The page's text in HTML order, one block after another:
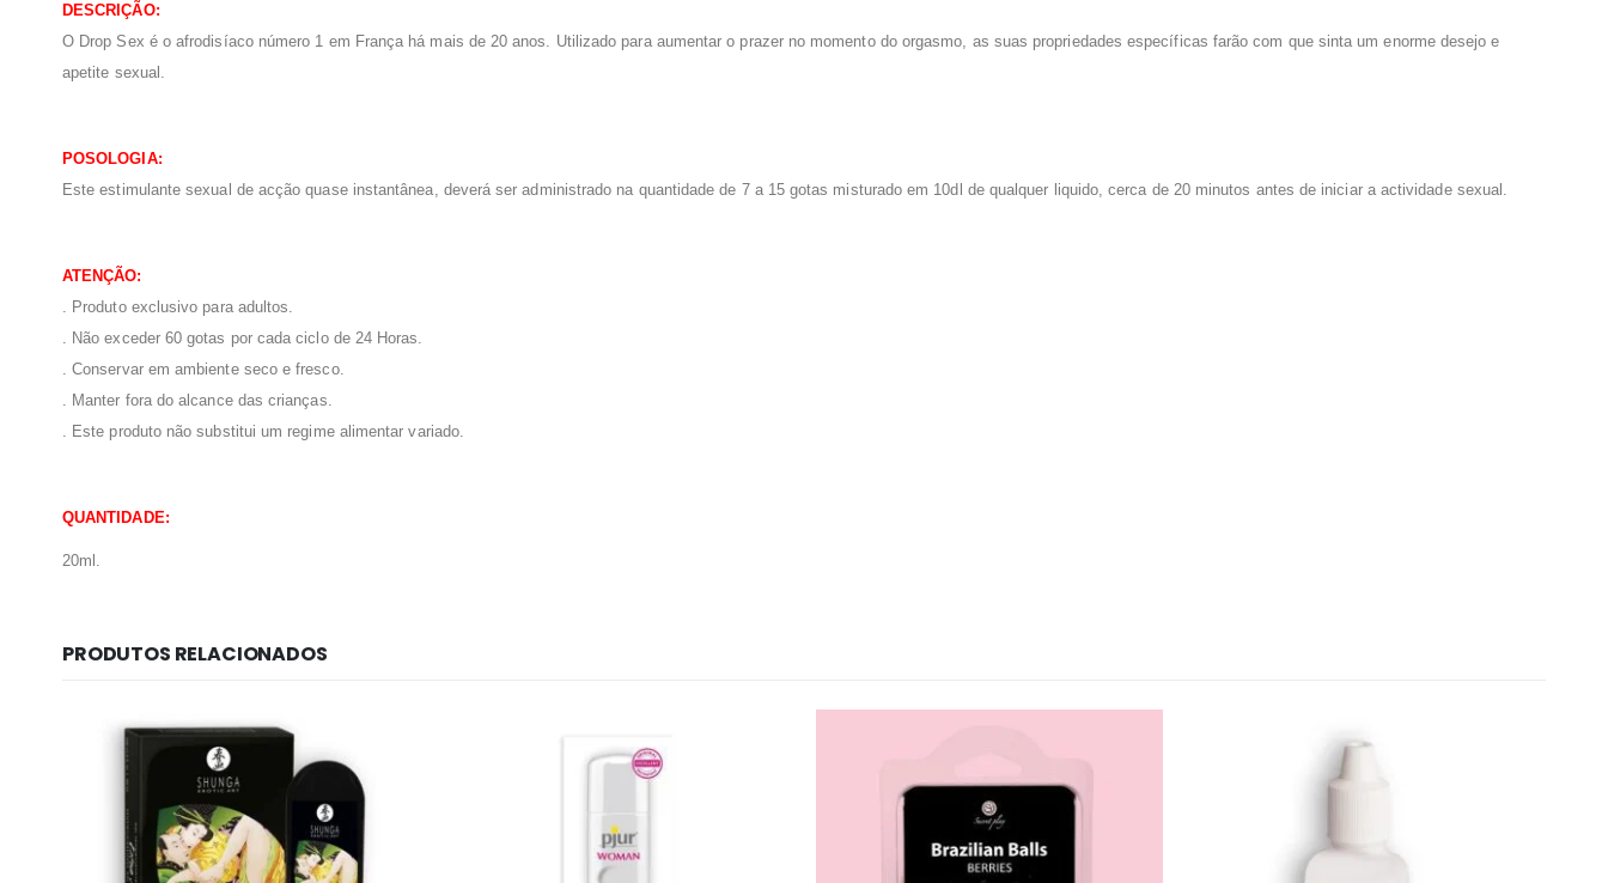
DESCRIÇÃO:
O Drop Sex é o afrodisíaco número 1 em França há mais de 20 anos. Utilizado para aumentar o prazer no momento do orgasmo, as suas propriedades específicas farão com que sinta um enorme desejo e
apetite sexual.
POSOLOGIA:
Este estimulante sexual de acção quase instantânea, deverá ser administrado na quantidade de 7 a 15 gotas misturado em 10dl de qualquer liquido, cerca de 20 minutos antes de iniciar a actividade sexual.
ATENÇÃO:
. Produto exclusivo para adultos.
. Não exceder 60 gotas por cada ciclo de 24 Horas.
. Conservar em ambiente seco e fresco.
. Manter fora do alcance das crianças.
. Este produto não substitui um regime alimentar variado.
QUANTIDADE:
20ml.
PRODUTOS RELACIONADOS